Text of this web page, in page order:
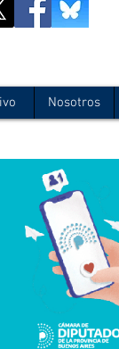
Nosotros